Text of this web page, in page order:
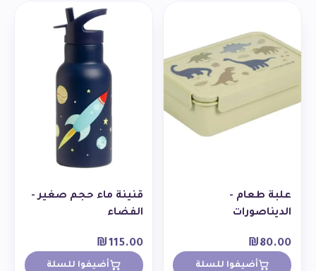
علبة طعام -
الديناصورات
₪80.00
أضيفوا للسلة
قنينة ماء حجم صغير -
الفضاء
₪115.00
أضيفوا للسلة